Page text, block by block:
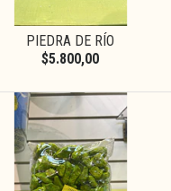
PIEDRA DE RÍO
$5.800,00